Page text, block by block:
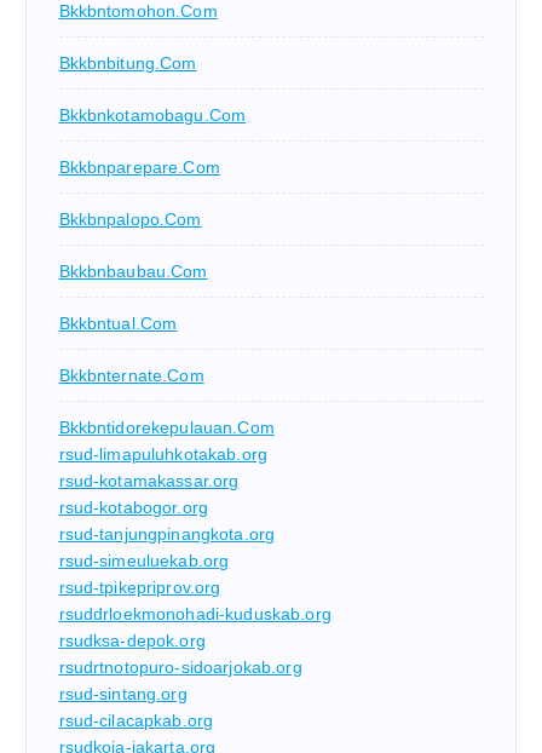
Bkkbntomohon.com
Bkkbnbitung.com
Bkkbnkotamobagu.com
Bkkbnparepare.com
Bkkbnpalopo.com
Bkkbnbaubau.com
Bkkbntual.com
Bkkbnternate.com
Bkkbntidorekepulauan.com
rsud-limapuluhkotakab.org
rsud-kotamakassar.org
rsud-kotabogor.org
rsud-tanjungpinangkota.org
rsud-simeuluekab.org
rsud-tpikepriprov.org
rsuddrloekmonohadi-kuduskab.org
rsudksa-depok.org
rsudrtnotopuro-sidoarjokab.org
rsud-sintang.org
rsud-cilacapkab.org
rsudkoja-jakarta.org